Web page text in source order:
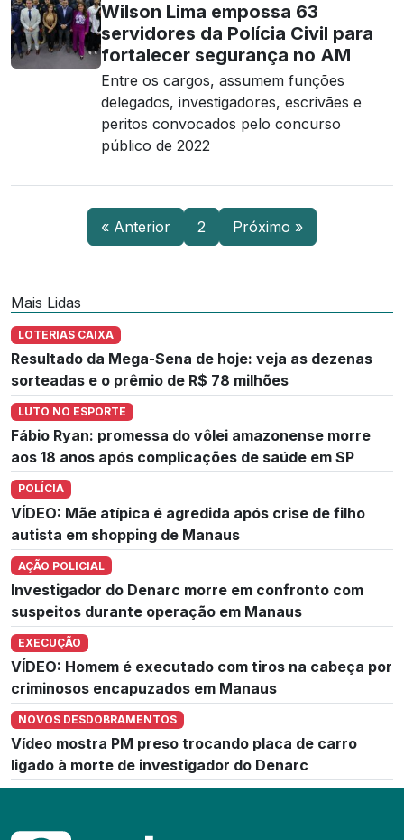
Wilson Lima empossa 63
servidores da Polícia Civil para
fortalecer segurança no AM
Entre os cargos, assumem funções
delegados, investigadores, escrivães e
peritos convocados pelo concurso
público de 2022
« Anterior 2 Próximo »
Mais Lidas
LOTERIAS CAIXA
Resultado da Mega-Sena de hoje: veja as dezenas
sorteadas e o prêmio de R$ 78 milhões
LUTO NO ESPORTE
Fábio Ryan: promessa do vôlei amazonense morre
aos 18 anos após complicações de saúde em SP
POLÍCIA
VÍDEO: Mãe atípica é agredida após crise de filho
autista em shopping de Manaus
AÇÃO POLICIAL
Investigador do Denarc morre em confronto com
suspeitos durante operação em Manaus
EXECUÇÃO
VÍDEO: Homem é executado com tiros na cabeça por
criminosos encapuzados em Manaus
NOVOS DESDOBRAMENTOS
Vídeo mostra PM preso trocando placa de carro
ligado à morte de investigador do Denarc